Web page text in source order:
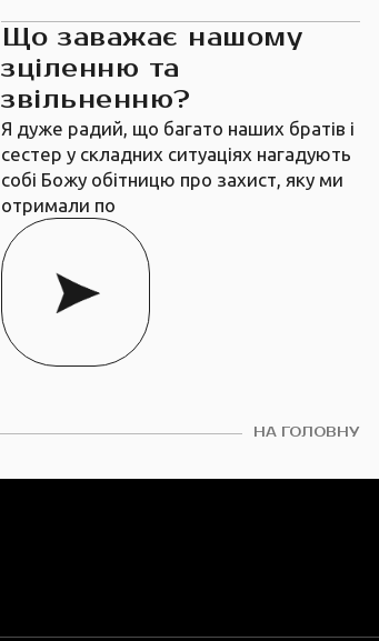
Що заважає нашому
зціленню та
звільненню?
Я дуже радий, що багато наших братів і
сестер у складних ситуаціях нагадують
собі Божу обітницю про захист, яку ми
отримали по
НА ГОЛОВНУ